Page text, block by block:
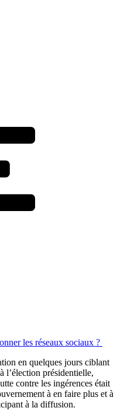
les réseaux sociaux ?
en quelques jours ciblant
l’élection présidentielle,
contre les ingérences était
à en faire plus et à
à la diffusion.